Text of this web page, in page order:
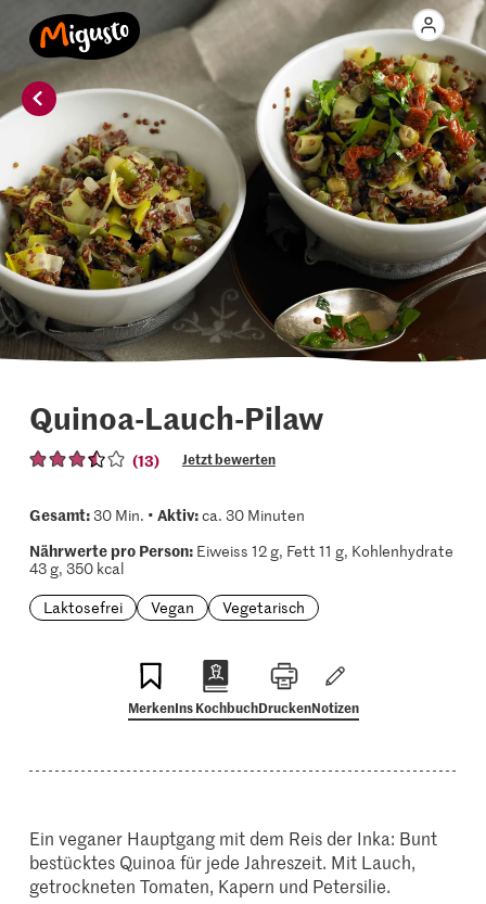
Quinoa-Lauch-Pilaw
(13) Jetzt bewerten
Gesamt:30 Min. • Aktiv:ca. 30 Minuten
Nährwerte pro Person:Eiweiss 12 g, Fett 11 g, Kohlenhydrate
43 g, 350 kcal
Laktosefrei
Vegan Vegetarisch
MerkenIns KochbuchDruckenNotizen
Ein veganer Hauptgang mit dem Reis der Inka: Bunt
bestücktes Quinoa für jede Jahreszeit. Mit Lauch,
getrockneten Tomaten, Kapern und Petersilie.